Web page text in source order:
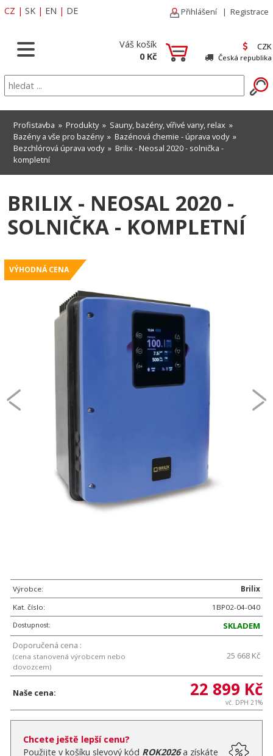
CZ | SK | EN | DE Přihlášení | Registrace
Váš košík
0 Kč
CZK
Česká republika
Profistavba » Produkty» Sauny, bazény, vířivé vany, relax »
Bazény a vše pro bazény» Bazénová chemie - úprava vody»
Bezchlórová úprava vody» Brilix - Neosal 2020 - solnička -
kompletní
BRILIX - NEOSAL 2020 -
SOLNIČKA - KOMPLETNÍ
VÝHODNÁ CENA
Výrobce:
Brilix
Kat. číslo:
1BP02-04-040
Dostupnost:
SKLADEM
Doporučená cena :
(cena stanovená výrobcem nebo
dovozcem)
25 668 Kč
Naše cena: 22 899 Kč
vč. DPH 21%
Chcete ještě lepší cenu?
Použijte v košíku slevový kód ROK2026a získáte